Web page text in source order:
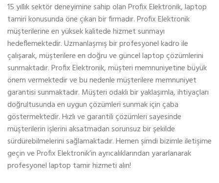
15 yıllık sektör deneyimine sahip olan Profix Elektronik, laptop
tamiri konusunda öne çıkan bir firmadır. Profix Elektronik
müşterilerine en yüksek kalitede hizmet sunmayı
hedeflemektedir. Uzmanlaşmış bir profesyonel kadro ile
çalışarak, müşterilere en doğru ve güncel laptop çözümlerini
sunmaktadır. Profix Elektronik, müşteri memnuniyetine büyük
önem vermektedir ve bu nedenle müşterilere memnuniyet
garantisi sunmaktadır. Müşteri odaklı bir yaklaşımla, ihtiyaçları
doğrultusunda en uygun çözümleri sunmak için çaba
göstermektedir. Hızlı ve garantili çözümleri sayesinde
müşterilerin işlerini aksatmadan sorunsuz bir şekilde
sürdürebilmelerini sağlamaktadır. Hemen şimdi bizimle iletişime
geçin ve Profix Elektronik’in ayrıcalıklarından yararlanarak
profesyonel laptop tamir hizmeti alın!